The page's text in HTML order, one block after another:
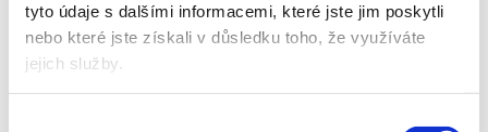
tyto údaje s dalšími informacemi, které jste jim poskytli
nebo které jste získali v důsledku toho, že využíváte
jejich služby.
Happy childhood begins with happy parents